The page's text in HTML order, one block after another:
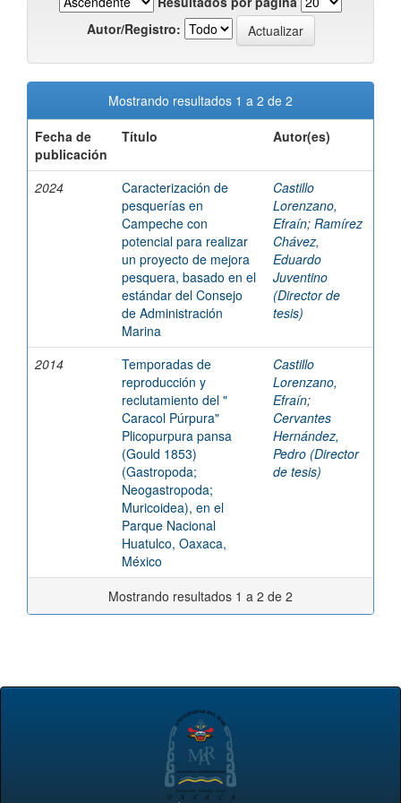
Autor/Registro:
Mostrando resultados 1 a 2 de 2
Fecha de
publicación
Título Autor(es)
2024
Caracterización de
pesquerías en
Campeche con
potencial para realizar
un proyecto de mejora
pesquera, basado en el
estándar del Consejo
de Administración
Marina
Castillo
Lorenzano,
Efraín; Ramírez
Chávez,
Eduardo
Juventino
(Director de
tesis)
2014
Temporadas de
reproducción y
reclutamiento del "
Caracol Púrpura"
Plicopurpura pansa
(Gould 1853)
(Gastropoda;
Neogastropoda;
Muricoidea), en el
Parque Nacional
Huatulco, Oaxaca,
México
Castillo
Lorenzano,
Efraín;
Cervantes
Hernández,
Pedro (Director
de tesis)
Mostrando resultados 1 a 2 de 2